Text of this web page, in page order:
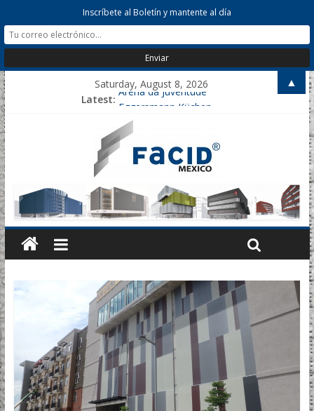
Saturday, August 8, 2026
Latest: Arena da Juventude
Helms Parking
Nicklaus Hospital Parking
Marull
Inscríbete al Boletín y mantente al día
▲